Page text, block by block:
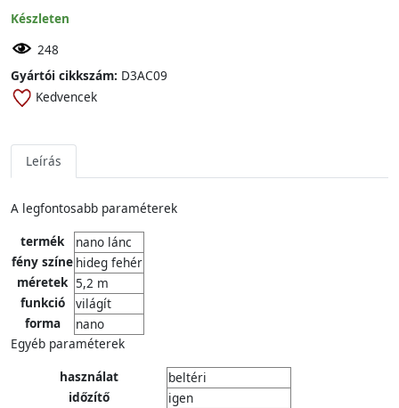
Készleten
248
Gyártói cikkszám: D3AC09
Kedvencek
Leírás
A legfontosabb paraméterek
termék
nano lánc
fény színe hideg fehér
méretek 5,2 m
funkció
világít
forma
nano
Egyéb paraméterek
használat
beltéri
időzítő
igen